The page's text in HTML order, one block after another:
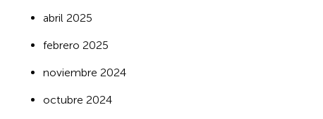
abril 2025
febrero 2025
noviembre 2024
octubre 2024